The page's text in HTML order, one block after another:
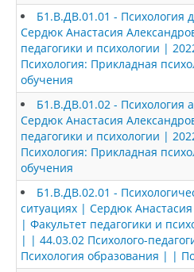
Б1.В.ДВ.01.01 - Психология
Сердюк Анастасия
педагогики и психологии |
Психология: Прикладная
обучения
Б1.В.ДВ.01.02 - Психология
Сердюк Анастасия
педагогики и психологии |
Психология: Прикладная
обучения
Б1.В.ДВ.02.01 -
ситуациях | Сердюк
| Факультет педагогики и
| | 44.03.02 Психолого-
Психология образования | |